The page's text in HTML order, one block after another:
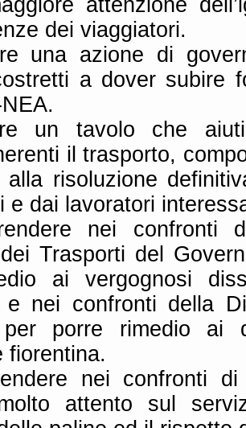
dei viaggiatori.
una azione di
a dover subire
un tavolo che
il trasporto,
alla risoluzione
e dai lavoratori
nei confronti
Trasporti del
ai vergognosi
e nei confronti della
per porre rimedio ai
fiorentina.
nei confronti
attento sul